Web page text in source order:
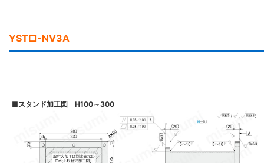
YST□-NV3A
■スタンド加工図 H100～300